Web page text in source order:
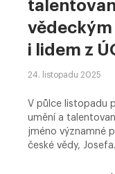
i lidem z
24. listopadu 2025
V půlce listopadu
umění a
jméno významné
české vědy,